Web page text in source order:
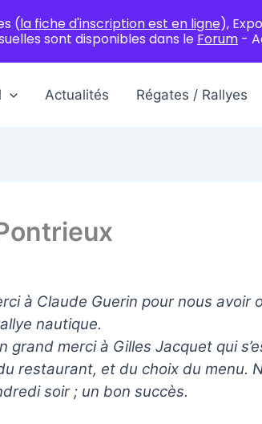
Actualités Régates / Rallyes
à Claude Guerin pour nous avoir
nautique.
grand merci à Gilles Jacquet qui
restaurant, et du choix du menu.
soir ; un bon succès.
(la fiche d'inscription est en ligne),
sont disponibles dans le Forum -